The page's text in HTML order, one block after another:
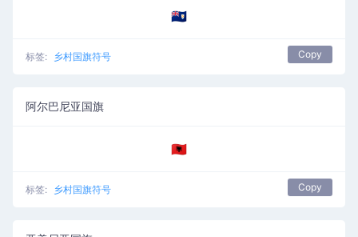
🇦🇮
标签: 乡村国旗符号 Copy
阿尔巴尼亚国旗
🇦🇱
标签: 乡村国旗符号 Copy